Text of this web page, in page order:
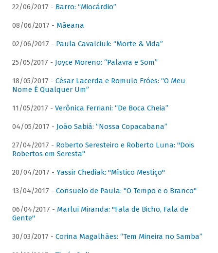
22/06/2017 - Barro: “Miocárdio”
08/06/2017 - Mãeana
02/06/2017 - Paula Cavalciuk: “Morte & Vida”
25/05/2017 - Joyce Moreno: “Palavra e Som”
18/05/2017 - César Lacerda e Romulo Fróes: “O Meu
Nome É Qualquer Um”
11/05/2017 - Verônica Ferriani: “De Boca Cheia”
04/05/2017 - João Sabiá: “Nossa Copacabana”
27/04/2017 - Roberto Seresteiro e Roberto Luna: "Dois
Robertos em Seresta"
20/04/2017 - Yassir Chediak: "Místico Mestiço"
13/04/2017 - Consuelo de Paula: "O Tempo e o Branco"
06/04/2017 - Marlui Miranda: "Fala de Bicho, Fala de
Gente"
30/03/2017 - Corina Magalhães: “Tem Mineira no Samba”